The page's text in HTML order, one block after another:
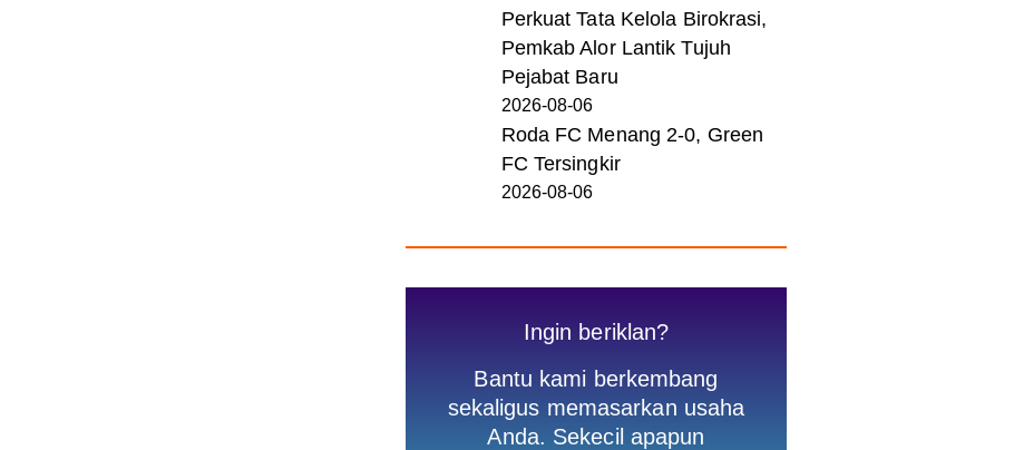
Perkuat Tata Kelola Birokrasi,
Pemkab Alor Lantik Tujuh
Pejabat Baru
2026-08-06
Roda FC Menang 2-0, Green
FC Tersingkir
2026-08-06
Ingin beriklan?
Bantu kami berkembang
sekaligus memasarkan usaha
Anda. Sekecil apapun